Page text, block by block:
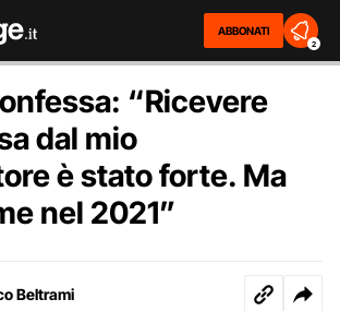
ABBONATI
2
“Ricevere
dal mio
è stato forte. Ma
nel 2021”
Beltrami